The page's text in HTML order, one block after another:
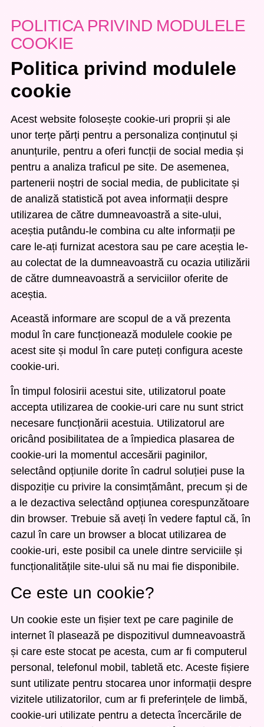
POLITICA PRIVIND MODULELE
COOKIE
Politica privind modulele
cookie
Acest website folosește cookie-uri proprii și ale
unor terțe părți pentru a personaliza conținutul și
anunțurile, pentru a oferi funcții de social media și
pentru a analiza traficul pe site. De asemenea,
partenerii noștri de social media, de publicitate și
de analiză statistică pot avea informații despre
utilizarea de către dumneavoastră a site-ului,
aceștia putându-le combina cu alte informații pe
care le-ați furnizat acestora sau pe care aceștia le-
au colectat de la dumneavoastră cu ocazia utilizării
de către dumneavoastră a serviciilor oferite de
aceștia.
Această informare are scopul de a vă prezenta
modul în care funcționează modulele cookie pe
acest site și modul în care puteți configura aceste
cookie-uri.
În timpul folosirii acestui site, utilizatorul poate
accepta utilizarea de cookie-uri care nu sunt strict
necesare funcționării acestuia. Utilizatorul are
oricând posibilitatea de a împiedica plasarea de
cookie-uri la momentul accesării paginilor,
selectând opțiunile dorite în cadrul soluției puse la
dispoziție cu privire la consimțământ, precum și de
a le dezactiva selectând opțiunea corespunzătoare
din browser. Trebuie să aveți în vedere faptul că, în
cazul în care un browser a blocat utilizarea de
cookie-uri, este posibil ca unele dintre serviciile și
funcționalitățile site-ului să nu mai fie disponibile.
Ce este un cookie?
Un cookie este un fișier text pe care paginile de
internet îl plasează pe dispozitivul dumneavoastră
și care este stocat pe acesta, cum ar fi computerul
personal, telefonul mobil, tabletă etc. Aceste fișiere
sunt utilizate pentru stocarea unor informații despre
vizitele utilizatorilor, cum ar fi preferințele de limbă,
cookie-uri utilizate pentru a detecta încercările de